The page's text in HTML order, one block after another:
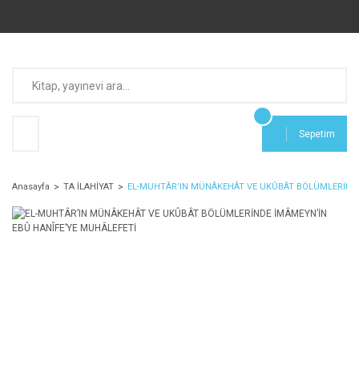
Sepetim
Anasayfa TA İLAHİYAT EL-MUHTÂR’IN MÜNÂKEHÂT VE UKÛBÂT